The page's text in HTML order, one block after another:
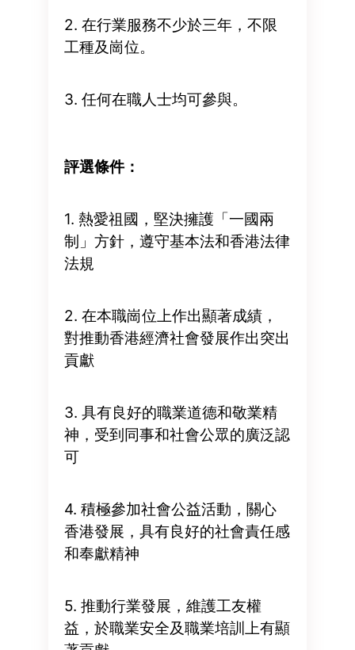
2. 在行業服務不少於三年，不限
工種及崗位。
3. 任何在職人士均可參與。
評選條件：
1. 熱愛祖國，堅決擁護「一國兩
制」方針，遵守基本法和香港法律
法規
2. 在本職崗位上作出顯著成績，
對推動香港經濟社會發展作出突出
貢獻
3. 具有良好的職業道德和敬業精
神，受到同事和社會公眾的廣泛認
可
4. 積極參加社會公益活動，關心
香港發展，具有良好的社會責任感
和奉獻精神
5. 推動行業發展，維護工友權
益，於職業安全及職業培訓上有顯